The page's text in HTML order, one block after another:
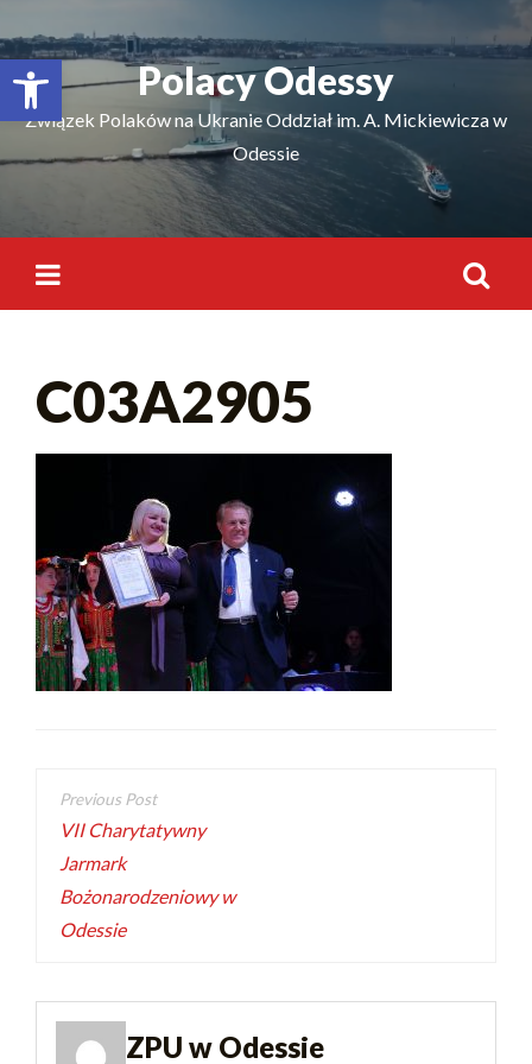
Відкрити Панель інструментівPolacy Odessy
Związek Polaków na Ukranie Oddział im. A. Mickiewicza w
Odessie
C03A2905
VII Charytatywny
Jarmark
Bożonarodzeniowy w
Odessie
ZPU w Odessie